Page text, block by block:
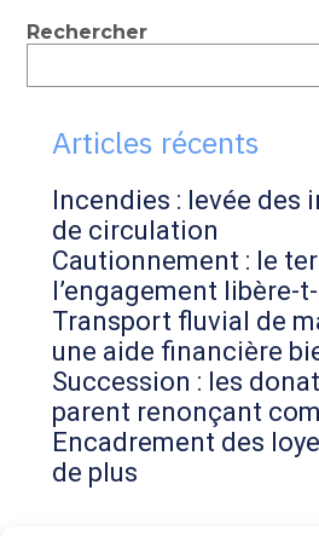
Blog
sidebar
Rechercher
Articles récents
Incendies : levée des
de circulation
Cautionnement : le
l’engagement libère-
Transport fluvial de
une aide financière
Succession : les
parent renonçant
Encadrement des
de plus